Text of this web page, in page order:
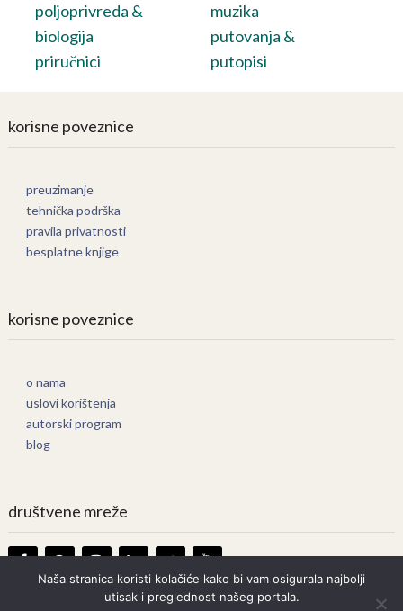
poljoprivreda &
biologija
priručnici
muzika
putovanja &
putopisi
korisne poveznice
preuzimanje
tehnička podrška
pravila privatnosti
besplatne knjige
korisne poveznice
o nama
uslovi korištenja
autorski program
blog
društvene mreže
Naša stranica koristi kolačiće kako bi vam osigurala najbolji
utisak i preglednost našeg portala.